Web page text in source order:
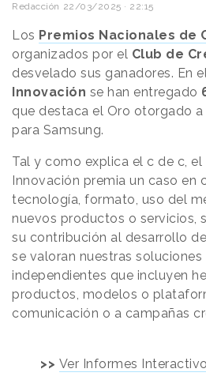
Redacción 22/03/2025 · 22:15
Los Premios Nacionales de
organizados por el Club de
desvelado sus ganadores. En
Innovación se han entregado
que destaca el Oro otorgado a
para Samsung.
Tal y como explica el c de c,
Innovación premia un caso en
tecnología, formato, uso del
nuevos productos o servicios,
su contribución al desarrollo
se valoran nuestras
independientes que incluyen
productos, modelos o
comunicación o a campañas
>> Ver Informes